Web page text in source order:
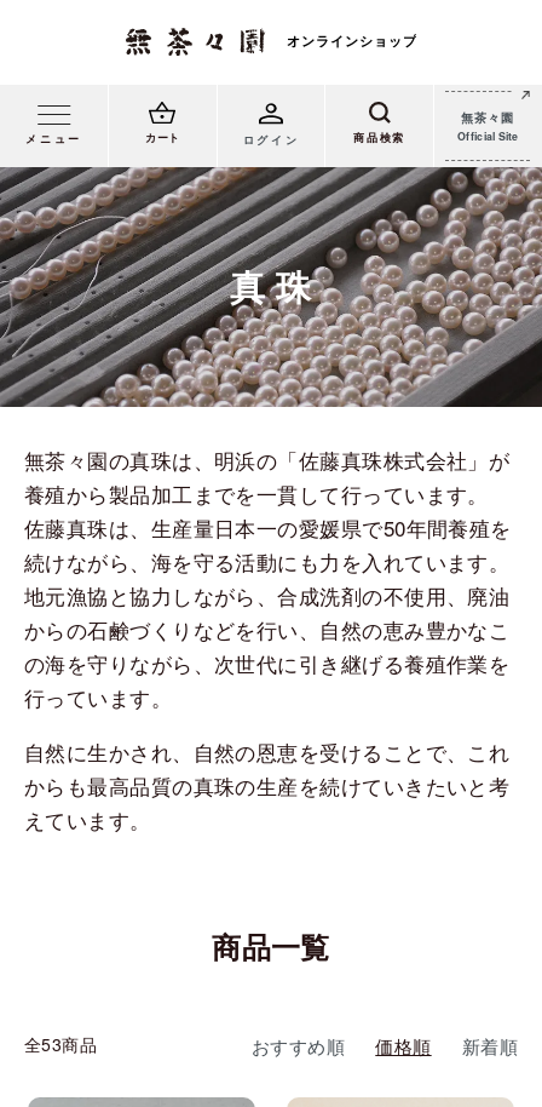
メニュー カート ログイン
無茶々園
Official Site
真 珠
無茶々園の真珠は、明浜の「佐藤真珠株式会社」が
養殖から製品加工までを一貫して行っています。
佐藤真珠は、生産量日本一の愛媛県で50年間養殖を
続けながら、海を守る活動にも力を入れています。
地元漁協と協力しながら、合成洗剤の不使用、廃油
からの石鹸づくりなどを行い、自然の恵み豊かなこ
の海を守りながら、次世代に引き継げる養殖作業を
行っています。
自然に生かされ、自然の恩恵を受けることで、これ
からも最高品質の真珠の生産を続けていきたいと考
えています。
商品一覧
全53商品 おすすめ順 価格順 新着順